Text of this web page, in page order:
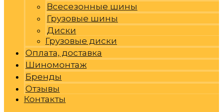
Всесезонные шины
Грузовые шины
Диски
Грузовые диски
Оплата, доставка
Шиномонтаж
Бренды
Отзывы
Контакты